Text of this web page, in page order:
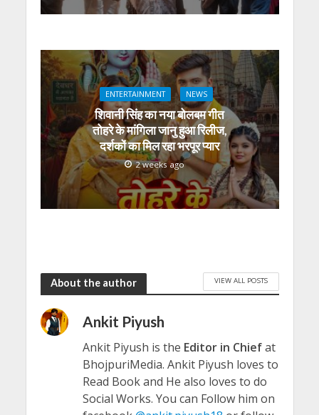
ENTERTAINMENT NEWS
शिवानी सिंह का नया बोलबम गीत
तोहरे के मांगिला जानु हुआ रिलीज,
दर्शकों का मिल रहा भरपूर प्यार
2 weeks ago
About the author VIEW ALL POSTS
Ankit Piyush
Ankit Piyush is the Editor in Chiefat
BhojpuriMedia. Ankit Piyush loves to
Read Book and He also loves to do
Social Works. You can Follow him on